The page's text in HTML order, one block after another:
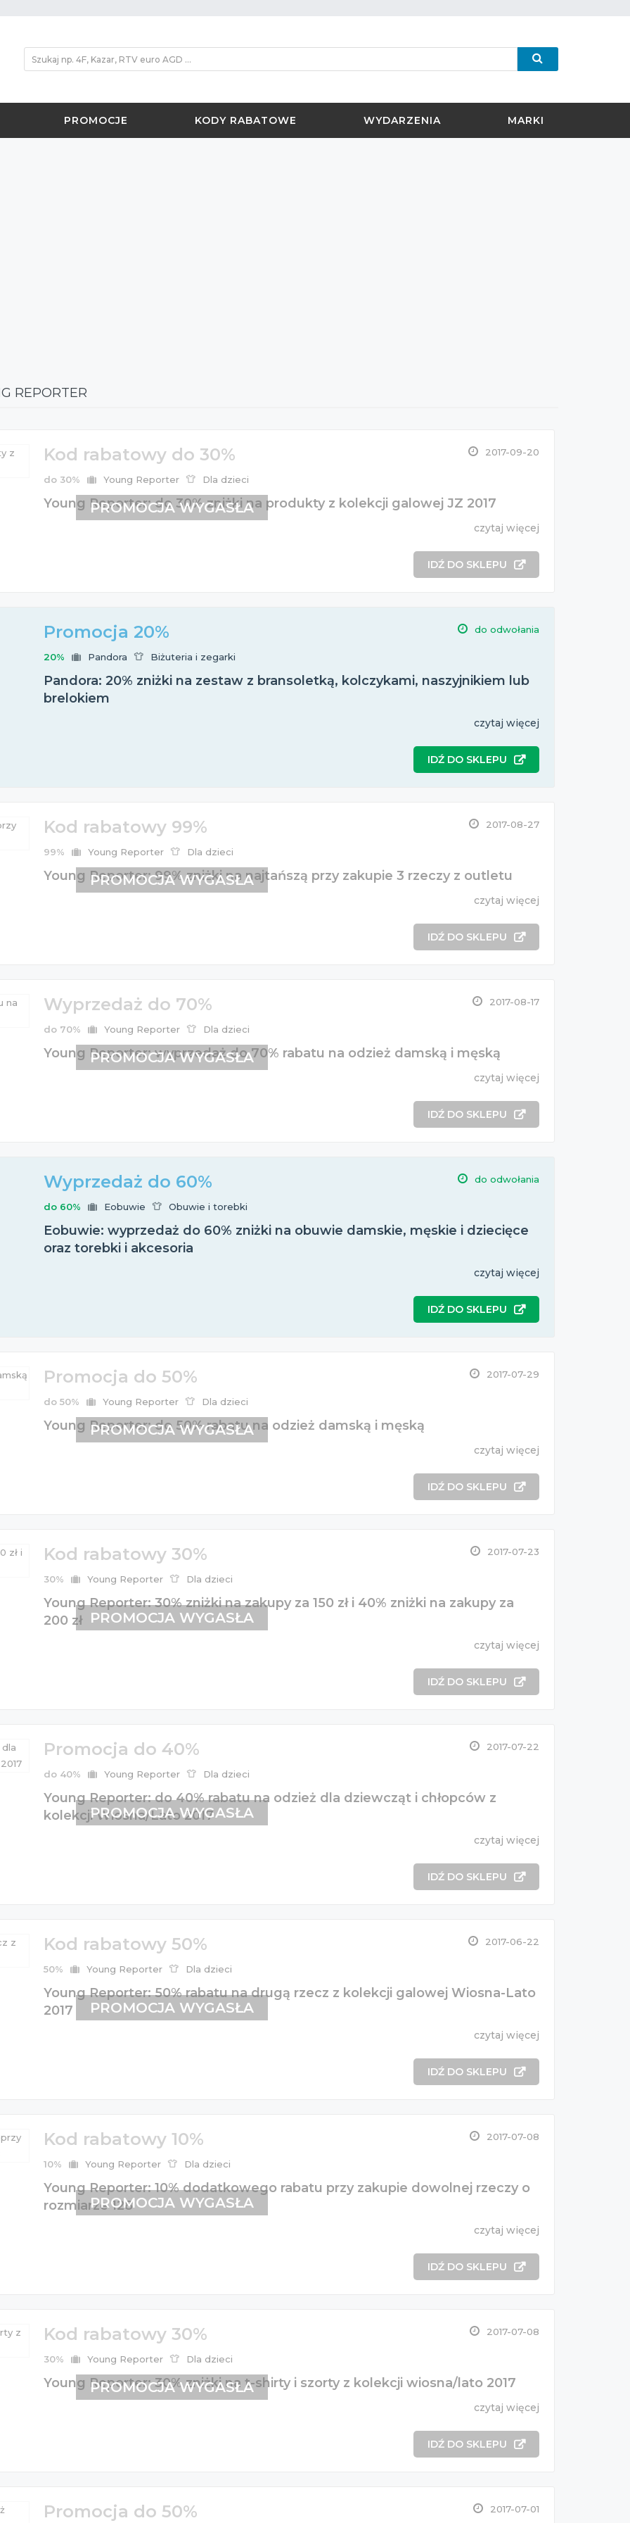
PROMOCJE KODY RABATOWE WYDARZENIA MARKI
REPORTER
Kod rabatowy do 30% 2017-09-20
do 30% Young Reporter Dla dzieci
Young Reporter: do 30% zniżki na produkty z kolekcji galowej JZ 2017
czytaj więcej
IDŹ DO SKLEPU
PROMOCJA WYGASŁA
Promocja 20% do odwołania
20% Pandora Biżuteria i zegarki
Pandora: 20% zniżki na zestaw z bransoletką, kolczykami, naszyjnikiem lub
brelokiem
czytaj więcej
IDŹ DO SKLEPU
Kod rabatowy 99% 2017-08-27
99% Young Reporter Dla dzieci
Young Reporter: 99% zniżki na najtańszą przy zakupie 3 rzeczy z outletu
czytaj więcej
IDŹ DO SKLEPU
PROMOCJA WYGASŁA
Wyprzedaż do 70% 2017-08-17
do 70% Young Reporter Dla dzieci
Young Reporter: wyprzedaż do 70% rabatu na odzież damską i męską
czytaj więcej
IDŹ DO SKLEPU
PROMOCJA WYGASŁA
Wyprzedaż do 60% do odwołania
do 60% Eobuwie Obuwie i torebki
Eobuwie: wyprzedaż do 60% zniżki na obuwie damskie, męskie i dziecięce
oraz torebki i akcesoria
czytaj więcej
IDŹ DO SKLEPU
Promocja do 50% 2017-07-29
do 50% Young Reporter Dla dzieci
Young Reporter: do 50% rabatu na odzież damską i męską
czytaj więcej
IDŹ DO SKLEPU
PROMOCJA WYGASŁA
Kod rabatowy 30% 2017-07-23
30% Young Reporter Dla dzieci
Young Reporter: 30% zniżki na zakupy za 150 zł i 40% zniżki na zakupy za
200 zł
czytaj więcej
IDŹ DO SKLEPU
PROMOCJA WYGASŁA
Promocja do 40% 2017-07-22
do 40% Young Reporter Dla dzieci
Young Reporter: do 40% rabatu na odzież dla dziewcząt i chłopców z
kolekcji Wiosna/Lato 2017
czytaj więcej
IDŹ DO SKLEPU
PROMOCJA WYGASŁA
Kod rabatowy 50% 2017-06-22
50% Young Reporter Dla dzieci
Young Reporter: 50% rabatu na drugą rzecz z kolekcji galowej Wiosna-Lato
2017
czytaj więcej
IDŹ DO SKLEPU
PROMOCJA WYGASŁA
Kod rabatowy 10% 2017-07-08
10% Young Reporter Dla dzieci
Young Reporter: 10% dodatkowego rabatu przy zakupie dowolnej rzeczy o
rozmiarze 128
czytaj więcej
IDŹ DO SKLEPU
PROMOCJA WYGASŁA
Kod rabatowy 30% 2017-07-08
30% Young Reporter Dla dzieci
Young Reporter: 30% zniżki na t-shirty i szorty z kolekcji wiosna/lato 2017
czytaj więcej
IDŹ DO SKLEPU
PROMOCJA WYGASŁA
Promocja do 50% 2017-07-01